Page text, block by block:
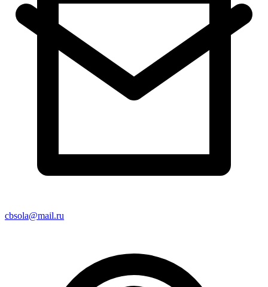
cbsola@mail.ru